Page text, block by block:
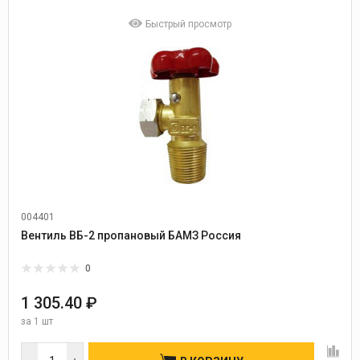
Быстрый просмотр
004401
Вентиль ВБ-2 пропановый БАМЗ Россия
0
1 305.40 ₽
за 1 шт